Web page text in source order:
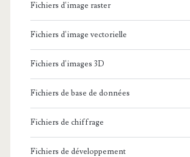
Fichiers d'image raster
Fichiers d'image vectorielle
Fichiers d'images 3D
Fichiers de base de données
Fichiers de chiffrage
Fichiers de développement